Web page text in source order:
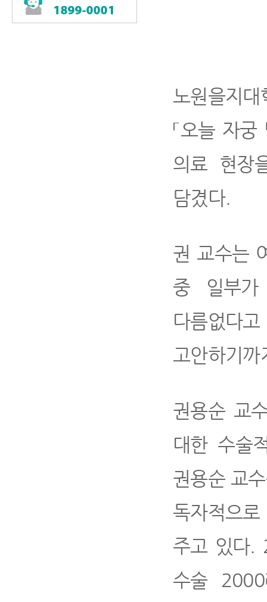
노원을지
「오늘 자
의료 현장
담겼다.
권 교수는
중 일부
다름없다
고안하기까
권용순 교
대한 수술
권용순 교
독자적으
주고 있다.
수술